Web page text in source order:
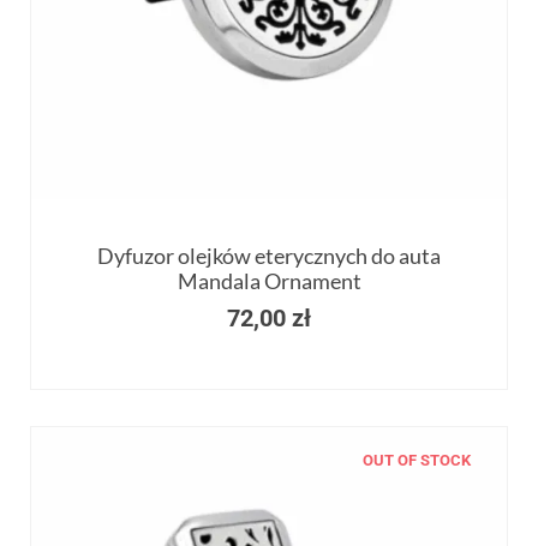
Dyfuzor olejków eterycznych do auta
Mandala Ornament
72,00 zł
OUT OF STOCK